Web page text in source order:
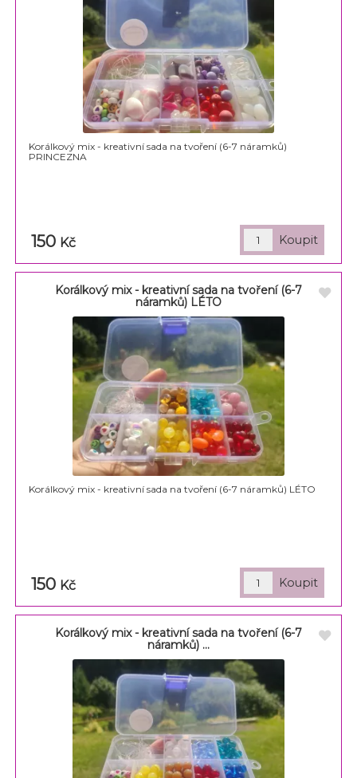
Korálkový mix - kreativní sada na tvoření (6-7 náramků)
PRINCEZNA
150 Kč
Korálkový mix - kreativní sada na tvoření (6-7
náramků) LÉTO
Korálkový mix - kreativní sada na tvoření (6-7 náramků) LÉTO
150 Kč
Korálkový mix - kreativní sada na tvoření (6-7
náramků) ...